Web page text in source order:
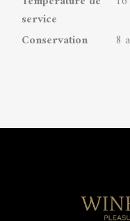
service
Conservation
8